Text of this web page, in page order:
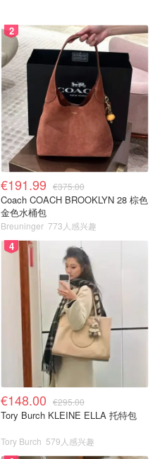
2
€191.99 €375.00
Coach COACH BROOKLYN 28 棕色
金色水桶包
Breuninger 773人感兴趣
4
€148.00 €295.00
Tory Burch KLEINE ELLA 托特包
Tory Burch 579人感兴趣